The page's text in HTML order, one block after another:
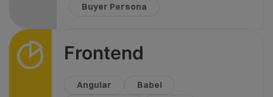
Buyer Persona
Frontend
Angular
Babel